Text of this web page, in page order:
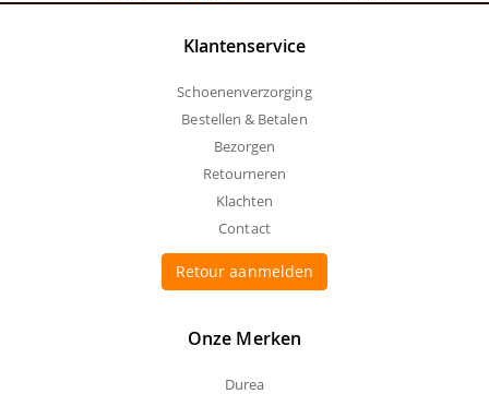
Klantenservice
Schoenenverzorging
Bestellen & Betalen
Bezorgen
Retourneren
Klachten
Contact
Retour aanmelden
Onze Merken
Durea